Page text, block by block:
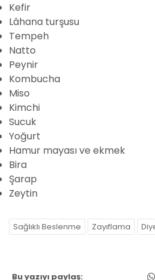
Kefir
Lâhana turşusu
Tempeh
Natto
Peynir
Kombucha
Miso
Kimchi
Sucuk
Yoğurt
Hamur mayası ve ekmek
Bira
Şarap
Zeytin
Sağlıklı Beslenme Zayıflama
Bu yazıyı paylaş: